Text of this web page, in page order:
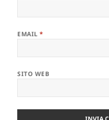
EMAIL*
SITO WEB